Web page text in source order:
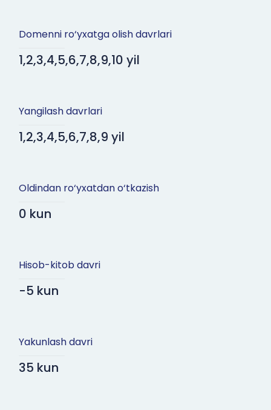
Domenni ro‘yxatga olish davrlari
1,2,3,4,5,6,7,8,9,10 yil
Yangilash davrlari
1,2,3,4,5,6,7,8,9 yil
Oldindan ro‘yxatdan o‘tkazish
0 kun
Hisob-kitob davri
-5 kun
Yakunlash davri
35 kun